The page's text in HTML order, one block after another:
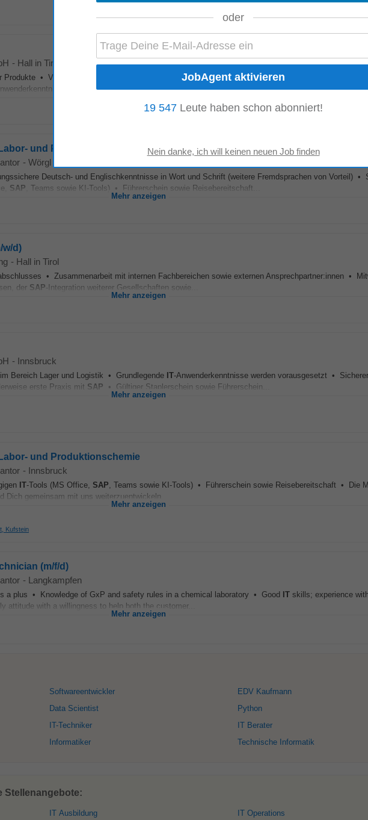
- Hall in Tirol
Produkte • Verladen und Entladen von Fahrzeugen von Kunden und Lieferanten • Praktische
werden vorausgesetzt • Sicherer Umgang mit gängigen...
und Produktionschemie
- Wörgl
Deutsch- und Englischkenntnisse in Wort und Schrift (weitere Fremdsprachen von Vorteil) •
SAP , Teams sowie KI-Tools) • Führerschein sowie Reisebereitschaft...
Mehr anzeigen
w/d)
- Hall in Tirol
• Zusammenarbeit mit internen Fachbereichen sowie externen Ansprechpartner:innen •
der SAP-Integration weiterer Gesellschaften sowie...
Mehr anzeigen
- Innsbruck
Bereich Lager und Logistik • Grundlegende IT-Anwenderkenntnisse werden vorausgesetzt •
erste Praxis mit SAP • Gültiger Staplerschein sowie Führerschein...
Mehr anzeigen
und Produktionschemie
- Innsbruck
IT-Tools (MS Office, SAP, Teams sowie KI-Tools) • Führerschein sowie Reisebereitschaft • Die
Dich gemeinsam mit uns weiterzuentwickeln...
Mehr anzeigen
Kufstein
(m/f/d)
- Langkampfen
a plus • Knowledge of GxP and safety rules in a chemical laboratory • Good IT skills; experience
attitude with a willingness to help both the customer...
Mehr anzeigen
Softwareentwickler
Data Scientist
IT-Techniker
Informatiker
EDV Kaufmann
Python
IT Berater
Technische Informatik
Stellenangebote:
IT Ausbildung IT Operations
oder
19 547 Leute haben schon abonniert!